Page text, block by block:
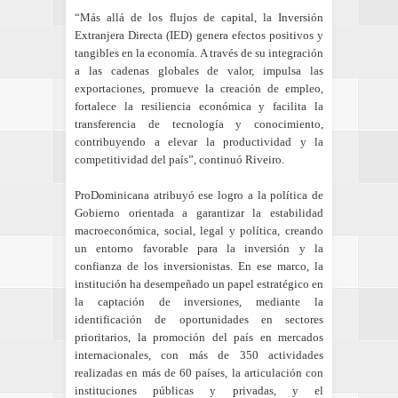
“Más allá de los flujos de capital, la Inversión
Extranjera Directa (IED) genera efectos positivos y
tangibles en la economía. A través de su integración
a las cadenas globales de valor, impulsa las
exportaciones, promueve la creación de empleo,
fortalece la resiliencia económica y facilita la
transferencia de tecnología y conocimiento,
contribuyendo a elevar la productividad y la
competitividad del país”, continuó Riveiro.
ProDominicana atribuyó ese logro a la política de
Gobierno orientada a garantizar la estabilidad
macroeconómica, social, legal y política, creando
un entorno favorable para la inversión y la
confianza de los inversionistas. En ese marco, la
institución ha desempeñado un papel estratégico en
la captación de inversiones, mediante la
identificación de oportunidades en sectores
prioritarios, la promoción del país en mercados
internacionales, con más de 350 actividades
realizadas en más de 60 países, la articulación con
instituciones públicas y privadas, y el